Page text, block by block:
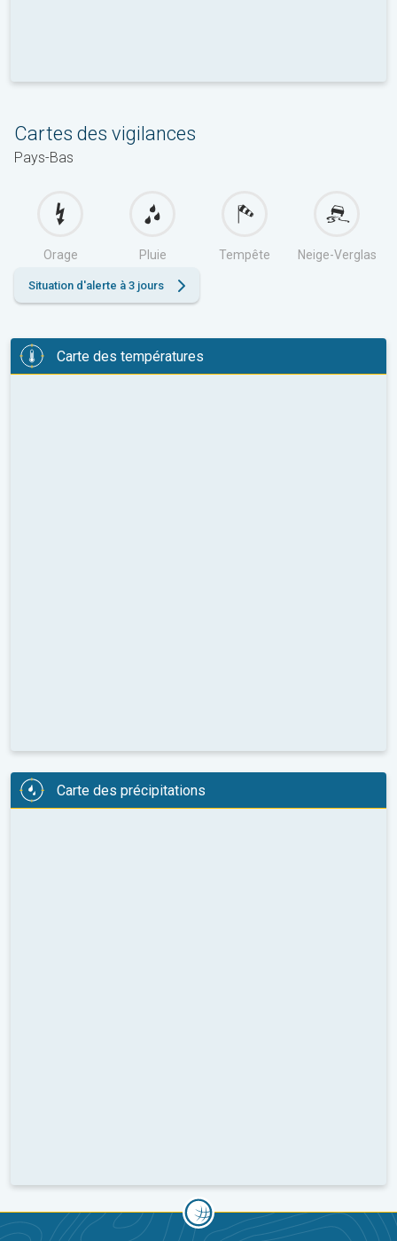
Cartes des vigilances
Pays-Bas
Orage Pluie Tempête Neige-Verglas
Situation d'alerte à 3 jours
Carte des températures
Carte des précipitations